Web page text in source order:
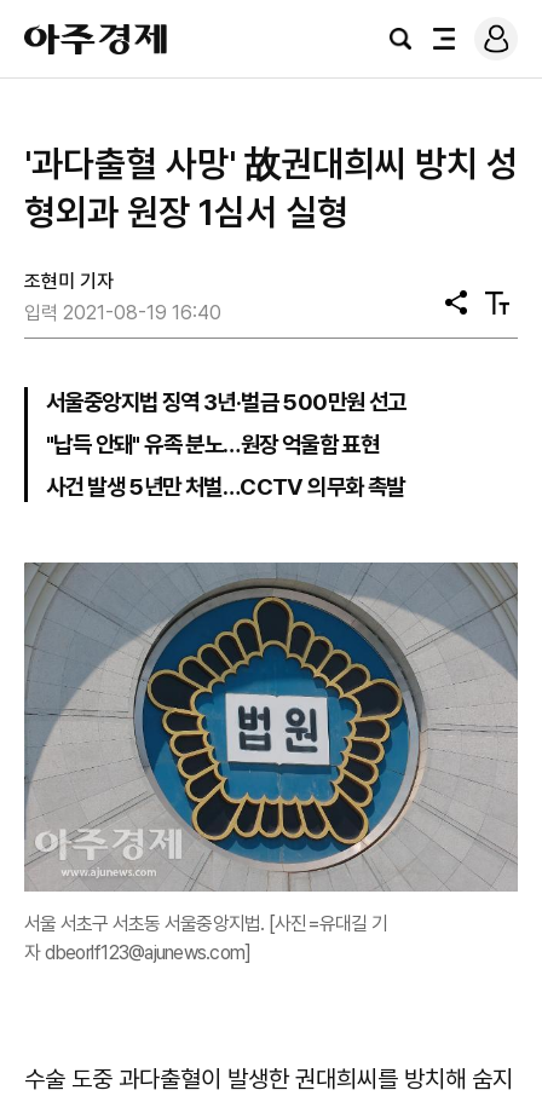
아
주
경
검
전
로
그
'과다출혈 사망' 故권대희씨 방치 성
형외과 원장 1심서 실형
조현미 기자
입력 2021-08-19 16:40
공
유
텍
스
서울중앙지법 징역 3년·벌금 500만원 선고
"납득 안돼" 유족 분노…원장 억울함 표현
사건 발생 5년만 처벌…CCTV 의무화 촉발
서울 서초구 서초동 서울중앙지법. [사진=유대길 기
자 dbeorlf123@ajunews.com]
수술 도중 과다출혈이 발생한 권대희씨를 방치해 숨지